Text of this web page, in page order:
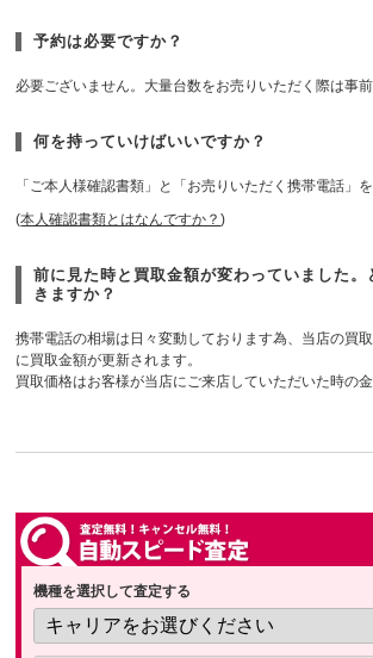
予約は必要ですか？
必要ございません。大量台数をお売りいただく際は事前
何を持っていけばいいですか？
「ご本人様確認書類」と「お売りいただく携帯電話」
(本人確認書類とはなんですか？)
前に見た時と買取金額が変わっていました
きますか？
携帯電話の相場は日々変動しております為、当店の買
に買取金額が更新されます。
買取価格はお客様が当店にご来店していただいた時の金
機種を選択して査定する